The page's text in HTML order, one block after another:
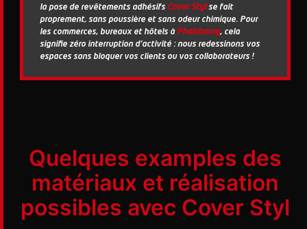
la pose de revêtements adhésifs Cover Stylse fait
proprement, sans poussière et sans odeur chimique. Pour
les commerces, bureaux et hôtels à Phalsbourg, cela
signifie zéro interruption d'activité : nous redessinons vos
espaces sans bloquer vos clients ou vos collaborateurs !
Quelques examples des
matériaux et réalisation
possibles avec Cover Styl